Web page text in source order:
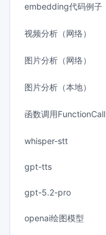
embedding代码例子
视频分析（网络）
图片分析（网络）
图片分析（本地）
函数调用FunctionCall
whisper-stt
gpt-tts
gpt-5.2-pro
openai绘图模型